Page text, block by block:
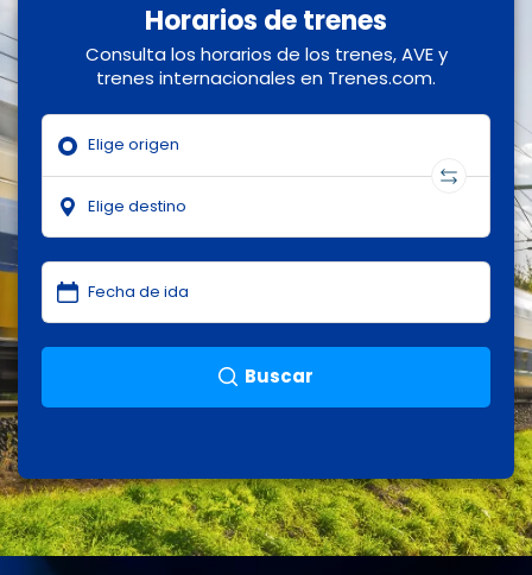
Horarios de trenes
Consulta los horarios de los trenes, AVE y
trenes internacionales en Trenes.com.
Buscar